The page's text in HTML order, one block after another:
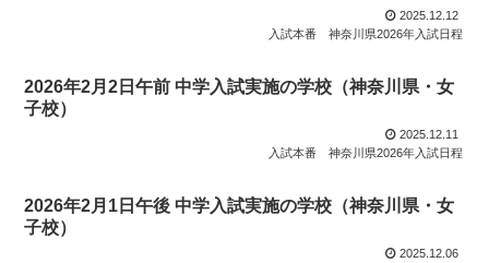
2025.12.12
入試本番
神奈川県2026年入試日程
2026年2月2日午前 中学入試実施の学校（神奈川県・女
子校）
2025.12.11
入試本番
神奈川県2026年入試日程
2026年2月1日午後 中学入試実施の学校（神奈川県・女
子校）
2025.12.06